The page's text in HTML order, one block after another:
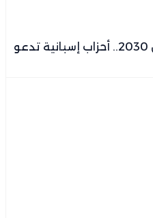
أزمة سبتة تمتد إلى مونديال 2030.. أحزاب إسبانية تدعو